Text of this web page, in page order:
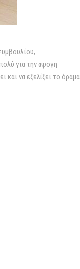
για την άψογη
και να εξελίξει το όραμα